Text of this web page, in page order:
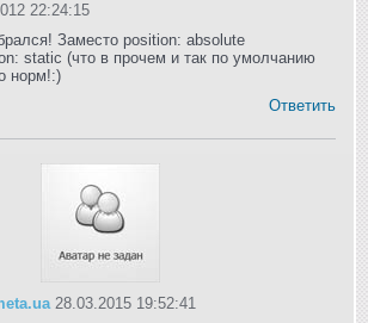
22:24:15
Заместо position: absolute
static (что в прочем и так по умолчанию
норм!:)
Ответить
28.03.2015 19:52:41